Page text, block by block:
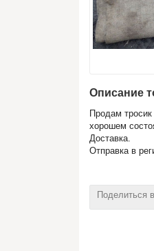
Описание
Продам
хорошем
Доставка.
Отправка в
Поделиться